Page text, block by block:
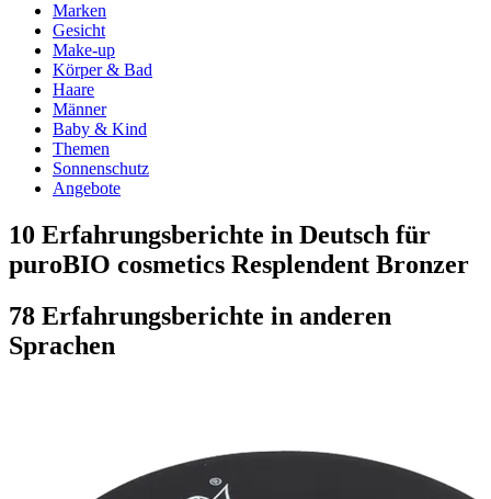
Marken
Gesicht
Make-up
Körper & Bad
Haare
Männer
Baby & Kind
Themen
Sonnenschutz
Angebote
10 Erfahrungsberichte in Deutsch für
puroBIO cosmetics Resplendent Bronzer
78 Erfahrungsberichte in anderen
Sprachen